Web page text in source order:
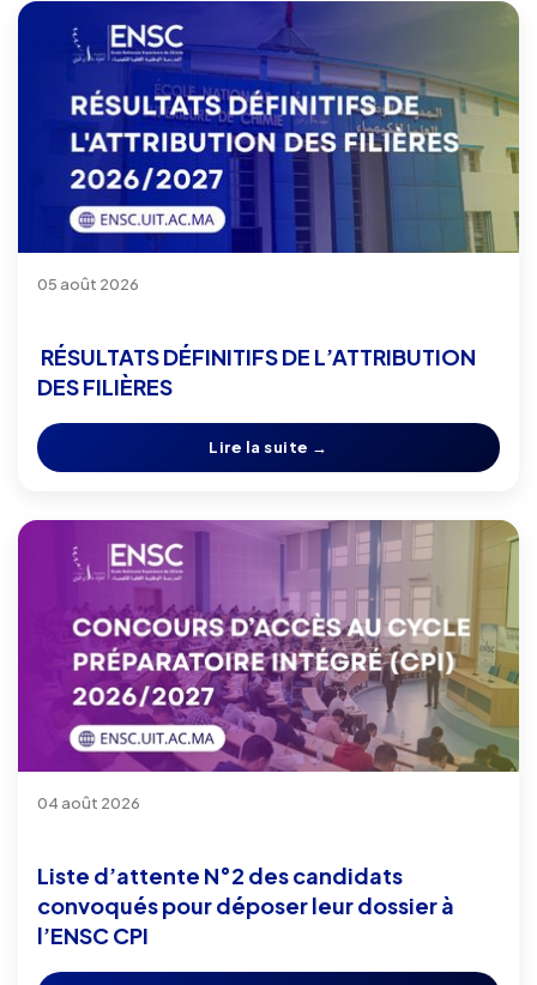
05 août 2026
RÉSULTATS DÉFINITIFS DE L’ATTRIBUTION
DES FILIÈRES
Lire la suite →
04 août 2026
Liste d’attente N°2 des candidats
convoqués pour déposer leur dossier à
l’ENSC CPI